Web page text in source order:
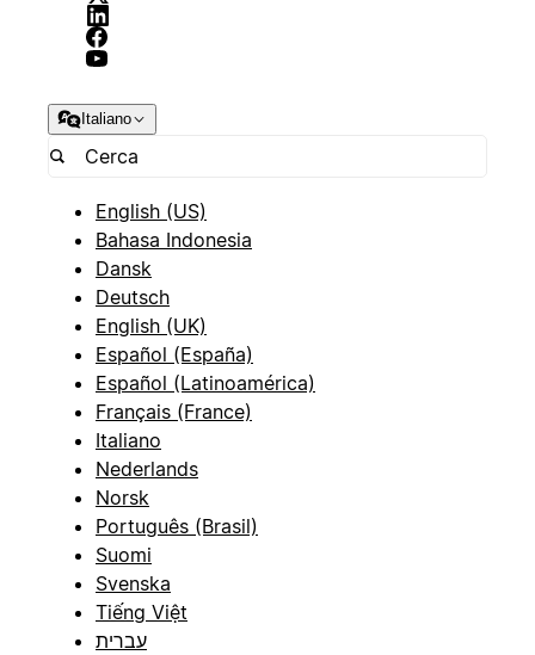
Italiano
English (US)
Bahasa Indonesia
Dansk
Deutsch
English (UK)
Español (España)
Español (Latinoamérica)
Français (France)
Italiano
Nederlands
Norsk
Português (Brasil)
Suomi
Svenska
Tiếng Việt
עברית